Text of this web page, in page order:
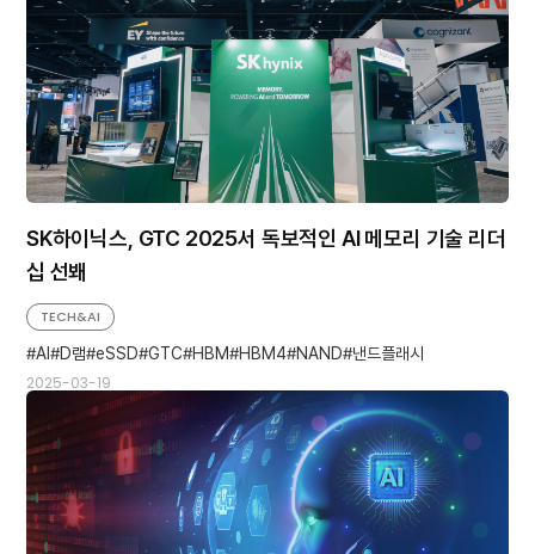
SK하이닉스, GTC 2025서 독보적인 AI 메모리 기술 리더
십 선봬
2025-03-19
TECH&AI
AI
D램 eSSD GTC HBM HBM4 NAND 낸드플래시